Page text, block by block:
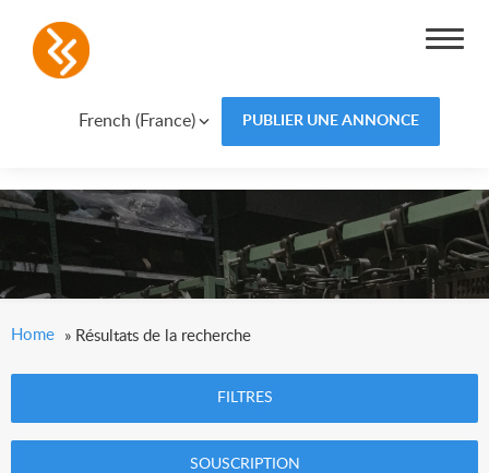
French (France) PUBLIER UNE ANNONCE
Home » Résultats de la recherche
FILTRES
SOUSCRIPTION